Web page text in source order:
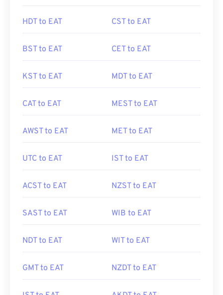
HDT to EAT CST to EAT
BST to EAT CET to EAT
KST to EAT MDT to EAT
CAT to EAT MEST to EAT
AWST to EAT MET to EAT
UTC to EAT IST to EAT
ACST to EAT NZST to EAT
SAST to EAT WIB to EAT
NDT to EAT WIT to EAT
GMT to EAT NZDT to EAT